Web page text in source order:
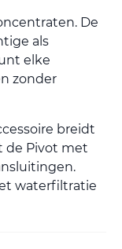
De
als
elke
zonder
breidt
de Pivot met
waterfiltratie